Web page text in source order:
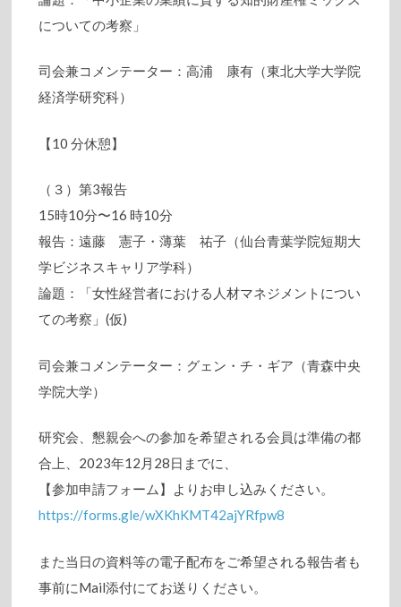
についての考察」
司会兼コメンテーター：高浦 康有（東北大学大学院
経済学研究科）
【10 分休憩】
（３）第3報告
15時10分〜16 時10分
報告：遠藤 憲子・薄葉 祐子（仙台青葉学院短期大
学ビジネスキャリア学科）
論題：「女性経営者における人材マネジメントについ
ての考察」(仮)
司会兼コメンテーター：グェン・チ・ギア（青森中央
学院大学）
研究会、懇親会への参加を希望される会員は準備の都
合上、2023年12月28日までに、
【参加申請フォーム】よりお申し込みください。
https://forms.gle/wXKhKMT42ajYRfpw8
また当日の資料等の電子配布をご希望される報告者も
事前にMail添付にてお送りください。